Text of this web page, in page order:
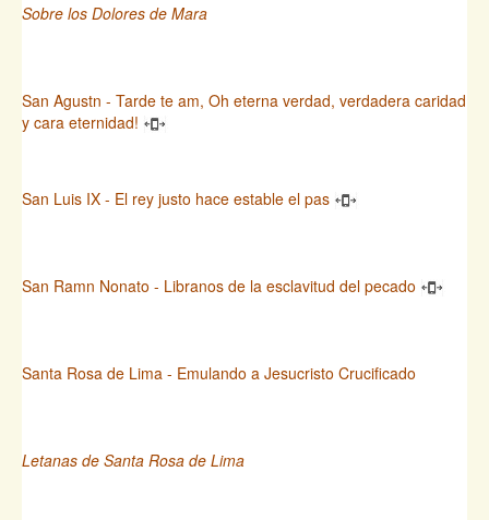
Sobre los Dolores de Mara
San Agustn - Tarde te am, Oh eterna verdad, verdadera caridad
y cara eternidad!
San Luis IX - El rey justo hace estable el pas
San Ramn Nonato - Libranos de la esclavitud del pecado
Santa Rosa de Lima - Emulando a Jesucristo Crucificado
Letanas de Santa Rosa de Lima